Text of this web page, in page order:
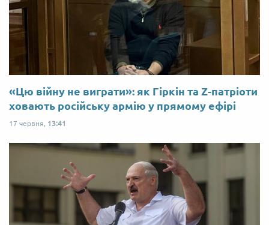
«Цю війну не виграти»: як Гіркін та Z-патріоти
ховають російську армію у прямому ефірі
17 червня, 13:41